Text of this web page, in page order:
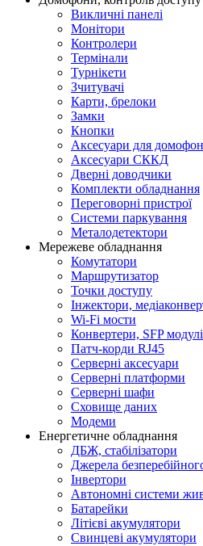
Викличні панелі
Монітори
Контролери
Термінали
Турнікети
Зчитувачі
Карти, брелоки
Замки
Кнопки
Аксесуари для
Аксесуари СККД
Дверні доводчики
Комплекти обладнання
Переговорні пристрої
Системи паркування
Металодетектори
Мережеве обладнання
Комутатори
Маршрутизатор
Точки доступу
Інжектори,
Wi-Fi мости
Конвертери, SFP модулі
Патч-корди RJ45
Серверні аксесуари
Серверні платформи
Серверні шафи
Сховище даних
Модеми
Енергетичне обладнання
ДБЖ, стабілізатори
Джерела
Інвертори
Автономні системи
Батарейки
Літієві акумулятори
Свинцеві акумулятори